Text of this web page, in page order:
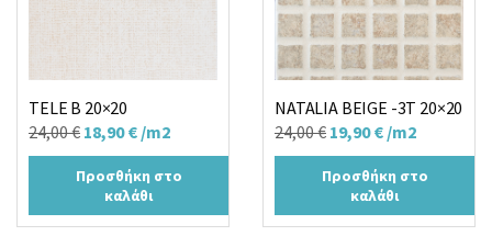
TELE B 20×20
24,00€ Original
price
was:
24,00 €.
18,90€Η
τρέχουσα
τιμή
είναι:
/m2
Προσθήκη στο
καλάθι
NATALIA BEIGE -3T 20×20
24,00€ Original
price
was:
24,00 €.
19,90€Η
τρέχουσα
τιμή
είναι:
/m2
Προσθήκη στο
καλάθι